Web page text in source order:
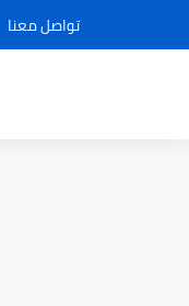
تواصل معنا